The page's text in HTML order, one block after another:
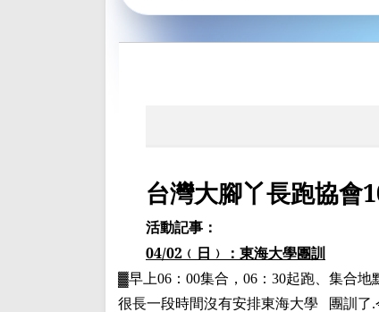
台灣大腳丫長跑協會
活動記事：
04/02 ﹙ 日 ﹚ ：東海大學團訓
▓早上06： 00集合， 06： 30起跑、集合地
很長一段時間沒有安排東海大學
團訓了.